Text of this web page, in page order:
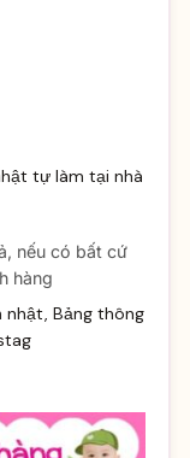
tự làm tại nhà
nếu có bất cứ
hàng
nhật, Bảng thông